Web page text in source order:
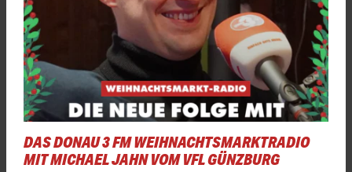
DAS DONAU 3 FM WEIHNACHTSMARKTRADIO
MIT MICHAEL JAHN VOM VFL GÜNZBURG